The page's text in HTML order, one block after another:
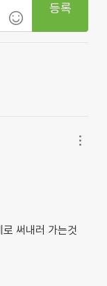
등록
써내러 가는것